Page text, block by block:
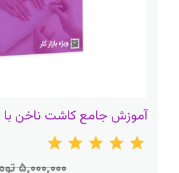
آموزش جامع کاشت ناخن با
۵,۰۰۰,۰۰۰ تومان